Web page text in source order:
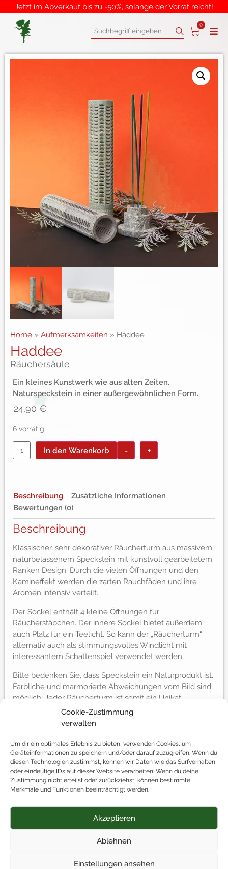
Cookie-Zustimmung
verwalten
Um dir ein optimales Erlebnis zu bieten, verwenden Cookies, um
Geräteinformationen zu speichern und/oder darauf zuzugreifen. Wenn du
diesen Technologien zustimmst, können wir Daten wie das Surfverhalten
oder eindeutige IDs auf dieser Website verarbeiten. Wenn du deine
Zustimmung nicht erteilst oder zurückziehst, können bestimmte
Merkmale und Funktionen beeinträchtigt werden.
Akzeptieren
Ablehnen
Einstellungen ansehen
Jetzt im Abverkauf bis zu -50%, solange der Vorrat reicht!
0
Home » Aufmerksamkeiten » Haddee
Haddee
Räuchersäule
Ein kleines Kunstwerk wie aus alten Zeiten.
Naturspeckstein in einer außergewöhnlichen Form.
24,90 €
6 vorrätig
- +
In den Warenkorb
Beschreibung
Zusätzliche Informationen
Bewertungen (0)
Beschreibung
Klassischer, sehr dekorativer Räucherturm aus massivem,
naturbelassenem Speckstein mit kunstvoll gearbeitetem
Ranken Design. Durch die vielen Öffnungen und den
Kamineffekt werden die zarten Rauchfäden und ihre
Aromen intensiv verteilt.
Der Sockel enthält 4 kleine Öffnungen für
Räucherstäbchen. Der innere Sockel bietet außerdem
auch Platz für ein Teelicht. So kann der „Räucherturm“
alternativ auch als stimmungsvolles Windlicht mit
interessantem Schattenspiel verwendet werden.
Bitte bedenken Sie, dass Speckstein ein Naturprodukt ist.
Farbliche und marmorierte Abweichungen vom Bild sind
möglich. Jeder Räucherturm ist somit ein Unikat.
Das Kunstwerk ist je nach Aufstellort entweder
unauffällig oder der Mittelpunkt der Aufmerksamkeit.
Das besondere Extra
Ab einem Bestellwert von 50 Euro liefern wir